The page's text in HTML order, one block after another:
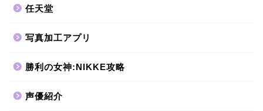
任天堂
写真加工アプリ
勝利の女神:NIKKE攻略
声優紹介